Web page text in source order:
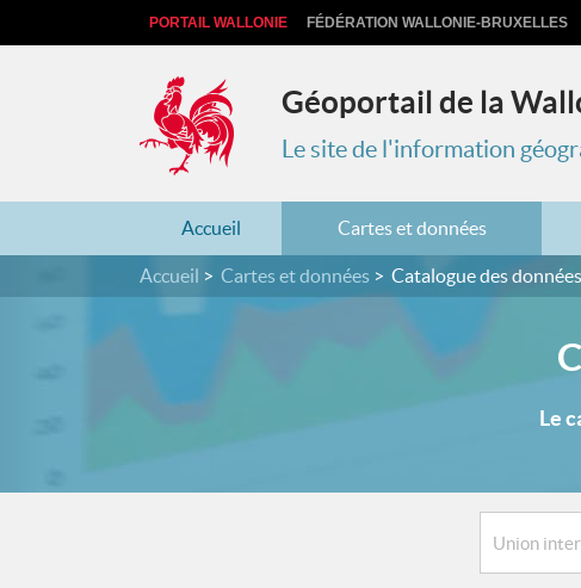
PORTAIL WALLONIE FÉDÉRATION WALLONIE-BRUXELLES
Géoportail de la
Le site de l'information
Accueil Cartes et données
Accueil Cartes et données Catalogue des données
Le